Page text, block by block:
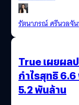
รัตนาภรณ์ ศรีนวลจั
True เผยผล
กำไรสุทธิ
5.2 พันล้าน